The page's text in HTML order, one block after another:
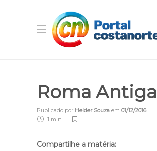
Roma Antiga
Publicado por Helder Souza em 01/12/2016
1 min
Compartilhe a matéria: